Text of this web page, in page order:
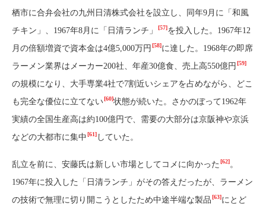
栖市に合弁会社の九州日清株式会社を設立し、同年9月に「和風
チキン」、1967年8月に「日清ランチ」
[57]を投入した。1967年12
月の倍額増資で資本金は4億5,000万円 [58]に達した。1968年の即席
ラーメン業界はメーカー200社、年産30億食、売上高550億円 [59]
の規模になり、大手専業4社で7割近いシェアを占めながら、どこ
も完全な優位に立てない[60]状態が続いた。さかのぼって1962年
実績の全国生産高は約100億円で、需要の大部分は京阪神や京浜
などの大都市に集中 [61] していた。
乱立を前に、安藤氏は新しい市場としてコメに向かった [62]。
1967年に投入した「日清ランチ」がその答えだったが、ラーメン
の技術で無理に切り開こうとしたため中途半端な製品[63]にとど